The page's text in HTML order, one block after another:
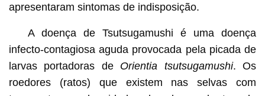
apresentaram sintomas de indisposição.
A doença de Tsutsugamushi é uma doença
infecto-contagiosa aguda provocada pela picada de
larvas portadoras de Orientia tsutsugamushi. Os
roedores (ratos) que existem nas selvas com